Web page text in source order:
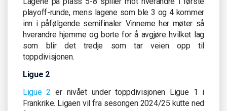
playoff-runde, mens lagene som ble 3 og 4 kommer
inn i påfølgende semifinaler. Vinnerne her møter så
hverandre hjemme og borte for å avgjøre hvilket lag
som blir det tredje som tar veien opp til
toppdivisjonen.
Ligue 2
Ligue 2 er nivået under toppdivisjonen Ligue 1 i
Frankrike. Ligaen vil fra sesongen 2024/25 kutte ned